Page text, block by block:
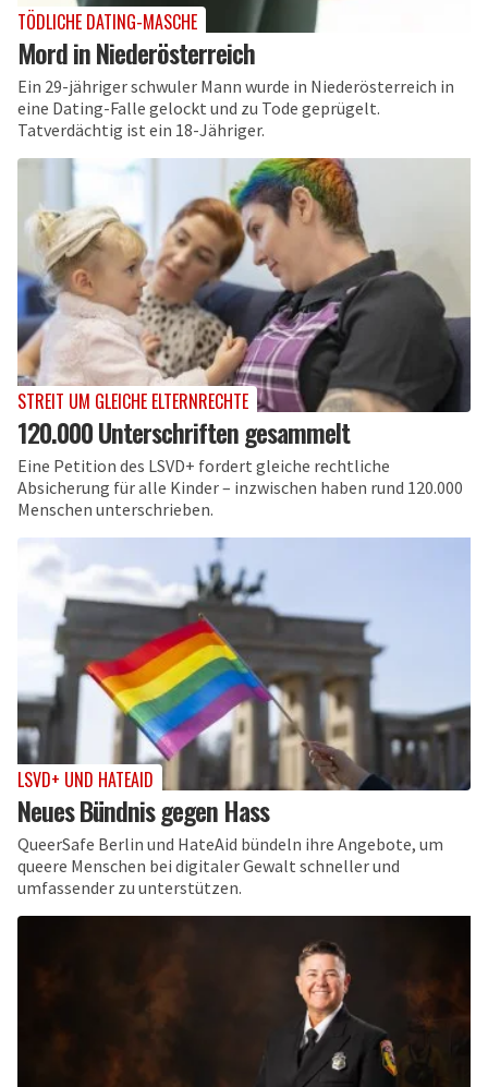
TÖDLICHE DATING-MASCHE
Mord in Niederösterreich
Ein 29-jähriger schwuler Mann wurde in Niederösterreich in
eine Dating-Falle gelockt und zu Tode geprügelt.
Tatverdächtig ist ein 18-Jähriger.
STREIT UM GLEICHE ELTERNRECHTE
120.000 Unterschriften gesammelt
Eine Petition des LSVD+ fordert gleiche rechtliche
Absicherung für alle Kinder – inzwischen haben rund 120.000
Menschen unterschrieben.
LSVD+ UND HATEAID
Neues Bündnis gegen Hass
QueerSafe Berlin und HateAid bündeln ihre Angebote, um
queere Menschen bei digitaler Gewalt schneller und
umfassender zu unterstützen.